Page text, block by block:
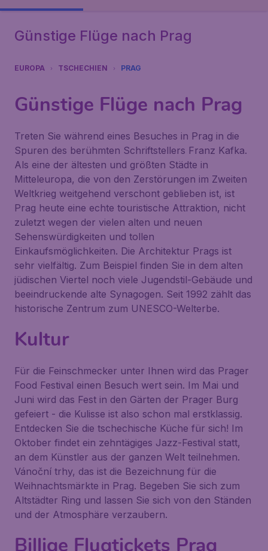
Günstige Flüge nach Prag
EUROPA TSCHECHIEN PRAG
Günstige Flüge nach Prag
Treten Sie während eines Besuches in Prag in die
Spuren des berühmten Schriftstellers Franz Kafka.
Als eine der ältesten und größten Städte in
Mitteleuropa, die von den Zerstörungen im Zweiten
Weltkrieg weitgehend verschont geblieben ist, ist
Prag heute eine echte touristische Attraktion, nicht
zuletzt wegen der vielen alten und neuen
Sehenswürdigkeiten und tollen
Einkaufsmöglichkeiten. Die Architektur Prags ist
sehr vielfältig. Zum Beispiel finden Sie in dem alten
jüdischen Viertel noch viele Jugendstil-Gebäude und
beeindruckende alte Synagogen. Seit 1992 zählt das
historische Zentrum zum UNESCO-Welterbe.
Kultur
Für die Feinschmecker unter Ihnen wird das Prager
Food Festival einen Besuch wert sein. Im Mai und
Juni wird das Fest in den Gärten der Prager Burg
gefeiert - die Kulisse ist also schon mal erstklassig.
Entdecken Sie die tschechische Küche für sich! Im
Oktober findet ein zehntägiges Jazz-Festival statt,
an dem Künstler aus der ganzen Welt teilnehmen.
Vánoční trhy, das ist die Bezeichnung für die
Weihnachtsmärkte in Prag. Begeben Sie sich zum
Altstädter Ring und lassen Sie sich von den Ständen
und der Atmosphäre verzaubern.
Billige Flugtickets Prag